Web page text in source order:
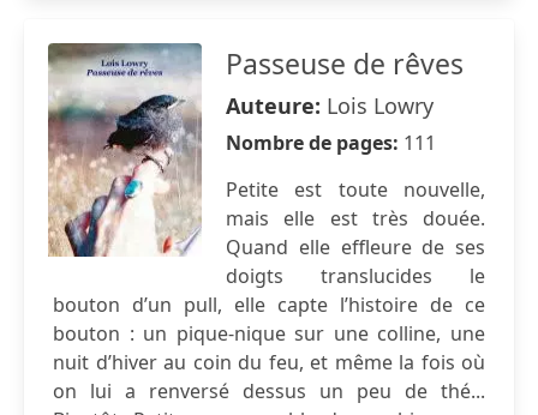
Passeuse de rêves
Auteure: Lois Lowry
Nombre de pages: 111
Petite est toute nouvelle,
mais elle est très douée.
Quand elle effleure de ses
doigts translucides le
bouton d’un pull, elle capte l’histoire de ce
bouton : un pique-nique sur une colline, une
nuit d’hiver au coin du feu, et même la fois où
on lui a renversé dessus un peu de thé...